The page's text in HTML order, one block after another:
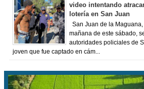
video intentando
lotería en San Juan
San Juan de la Maguana,
mañana de este sábado,
autoridades policiales de
joven que fue captado en cám...